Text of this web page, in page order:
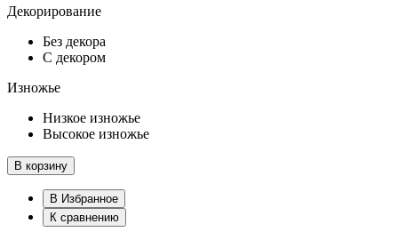
Декорирование
Без декора
С декором
Изножье
Низкое изножье
Высокое изножье
В корзину
В Избранное
К сравнению